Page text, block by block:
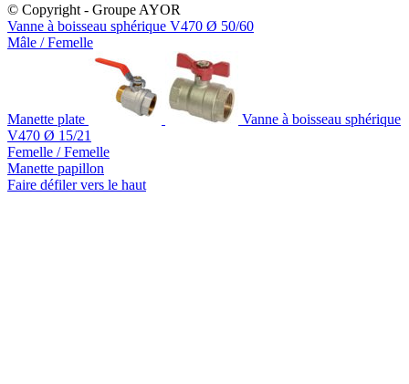
© Copyright - Groupe AYOR
Vanne à boisseau sphérique V470 Ø 50/60
Mâle / Femelle
Manette plate
Vanne à boisseau sphérique
V470 Ø 15/21
Femelle / Femelle
Manette papillon
Faire défiler vers le haut